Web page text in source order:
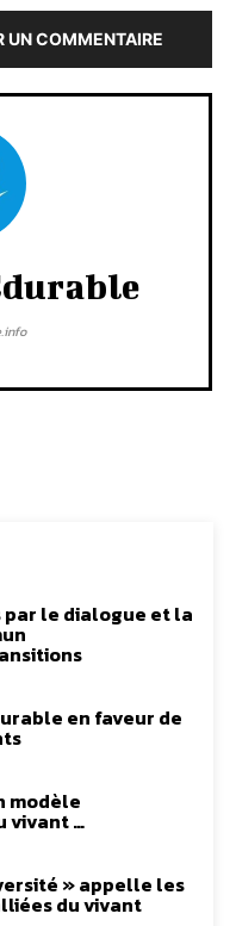
UN COMMENTAIRE
le dialogue et la
en faveur de
modèle
vivant …
» appelle les
du vivant